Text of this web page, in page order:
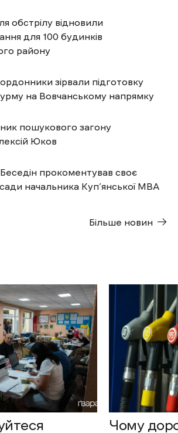
обстрілу відновили
для 100 будинків
району
зірвали підготовку
на Вовчанському напрямку
пошукового загону
Юков
прокоментував своє
начальника Куп’янської МВА
Більше новин
Чому